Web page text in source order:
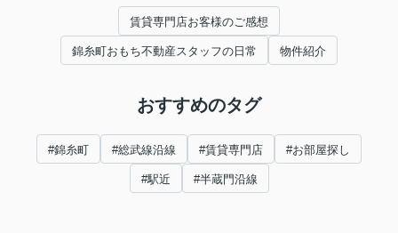
賃貸専門店お客様のご感想
錦糸町おもち不動産スタッフの日常 物件紹介
おすすめのタグ
#錦糸町 #総武線沿線 #賃貸専門店 #お部屋探し
#駅近 #半蔵門沿線